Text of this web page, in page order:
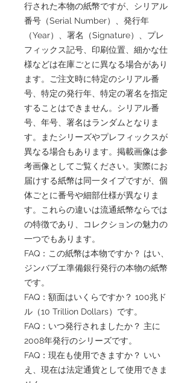
行された本物の紙幣ですが、シリアル
番号（Serial Number）、発行年
（Year）、署名（Signature）、プレ
フィックス記号、印刷位置、細かな仕
様などは在庫ごとに異なる場合があり
ます。ご注文時に特定のシリアル番
号、特定の発行年、特定の署名を指定
することはできません。シリアル番
号、年号、署名はランダムとなりま
す。またシリーズやプレフィックスが
異なる場合もあります。掲載画像は参
考画像としてご覧ください。実際にお
届けする紙幣は同一タイプですが、個
体ごとに番号や細部仕様が異なりま
す。これらの違いは流通紙幣ならでは
の特徴であり、コレクションの魅力の
一つでもあります。
FAQ：この紙幣は本物ですか？ はい、
ジンバブエ準備銀行発行の本物の紙幣
です。
FAQ：額面はいくらですか？ 100兆ド
ル（10 Trillion Dollars）です。
FAQ：いつ発行されましたか？ 主に
2008年発行のシリーズです。
FAQ：現在も使用できますか？ いい
え、現在は法定通貨として使用できま